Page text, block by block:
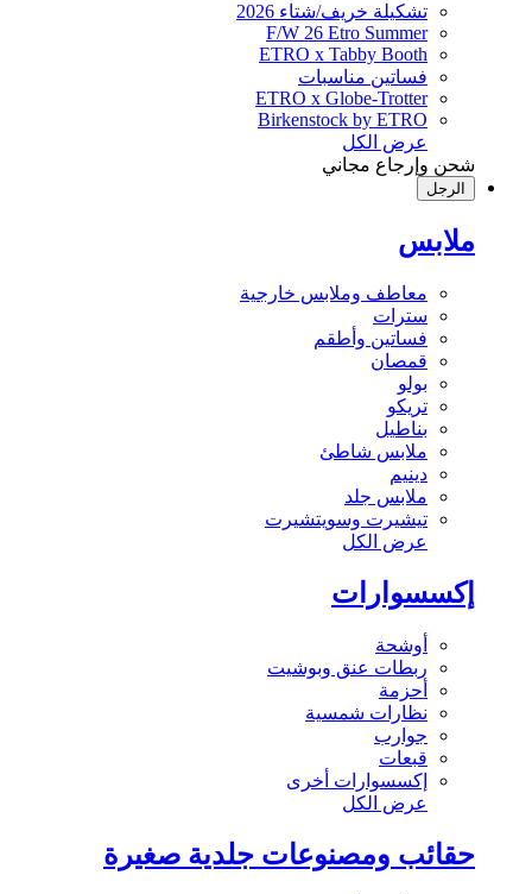
تشكيلة خريف/شتاء 2026
F/W 26 Etro Summer
ETRO x Tabby Booth
فساتين مناسبات
ETRO x Globe-Trotter
Birkenstock by ETRO
عرض الكل
شحن وإرجاع مجاني
الرجل
ملابس
معاطف وملابس خارجية
سترات
فساتين وأطقم
قمصان
بولو
تريكو
بناطيل
ملابس شاطئ
دينيم
ملابس جلد
تيشيرت وسويتشيرت
عرض الكل
إكسسوارات
أوشحة
ربطات عنق وبوشيت
أحزمة
نظارات شمسية
جوارب
قبعات
إكسسوارات أخرى
عرض الكل
حقائب ومصنوعات جلدية صغيرة